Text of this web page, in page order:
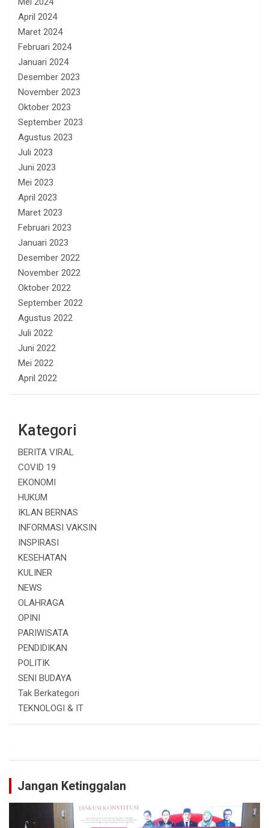
April 2024
Maret 2024
Februari 2024
Januari 2024
Desember 2023
November 2023
Oktober 2023
September 2023
Agustus 2023
Juli 2023
Juni 2023
Mei 2023
April 2023
Maret 2023
Februari 2023
Januari 2023
Desember 2022
November 2022
Oktober 2022
September 2022
Agustus 2022
Juli 2022
Juni 2022
Mei 2022
April 2022
Kategori
BERITA VIRAL
COVID 19
EKONOMI
HUKUM
IKLAN BERNAS
INFORMASI VAKSIN
INSPIRASI
KESEHATAN
KULINER
NEWS
OLAHRAGA
OPINI
PARIWISATA
PENDIDIKAN
POLITIK
SENI BUDAYA
Tak Berkategori
TEKNOLOGI & IT
Jangan Ketinggalan